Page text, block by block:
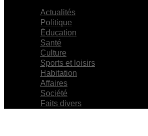
Actualités
Politique
Éducation
Santé
Culture
Sports et loisirs
Habitation
Affaires
Société
Faits divers